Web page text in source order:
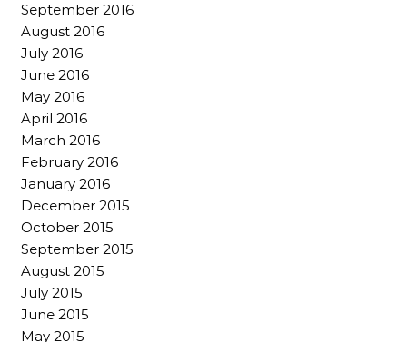
September 2016
August 2016
July 2016
June 2016
May 2016
April 2016
March 2016
February 2016
January 2016
December 2015
October 2015
September 2015
August 2015
July 2015
June 2015
May 2015